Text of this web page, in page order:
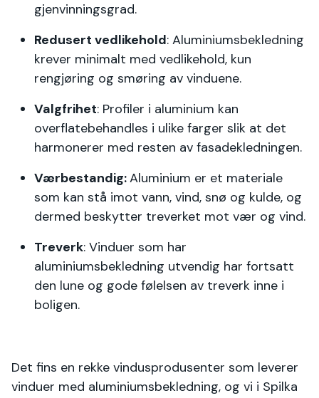
gjenvinningsgrad.
Redusert vedlikehold: Aluminiumsbekledning
krever minimalt med vedlikehold, kun
rengjøring og smøring av vinduene.
Valgfrihet: Profiler i aluminium kan
overflatebehandles i ulike farger slik at det
harmonerer med resten av fasadekledningen.
Værbestandig:Aluminium er et materiale
som kan stå imot vann, vind, snø og kulde, og
dermed beskytter treverket mot vær og vind.
Treverk: Vinduer som har
aluminiumsbekledning utvendig har fortsatt
den lune og gode følelsen av treverk inne i
boligen.
Det fins en rekke vindusprodusenter som leverer
vinduer med aluminiumsbekledning, og vi i Spilka